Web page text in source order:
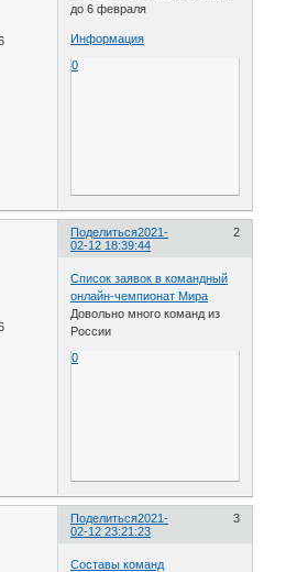
до 6 февраля
Информация
0
Поделиться 2
2021-
02-12 18:39:44
Список заявок в командный
онлайн-чемпионат Мира
Довольно много команд из
России
0
Поделиться 3
2021-
02-12 23:21:23
Составы команд